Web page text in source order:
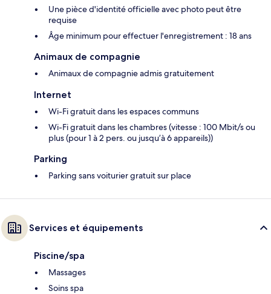
Une pièce d'identité officielle avec photo peut être
requise
Âge minimum pour effectuer l'enregistrement : 18 ans
Animaux de compagnie
Animaux de compagnie admis gratuitement
Internet
Wi-Fi gratuit dans les espaces communs
Wi-Fi gratuit dans les chambres (vitesse : 100 Mbit/s ou
plus (pour 1 à 2 pers. ou jusqu’à 6 appareils))
Parking
Parking sans voiturier gratuit sur place
Services et équipements
Piscine/spa
Massages
Soins spa